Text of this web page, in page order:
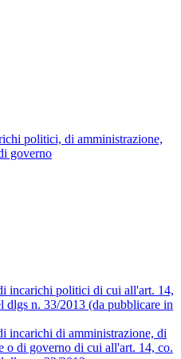
politici, di amministrazione,
governo
incarichi politici di cui all'art. 14,
dlgs n. 33/2013 (da pubblicare in
incarichi di amministrazione, di
o di governo di cui all'art. 14, co.